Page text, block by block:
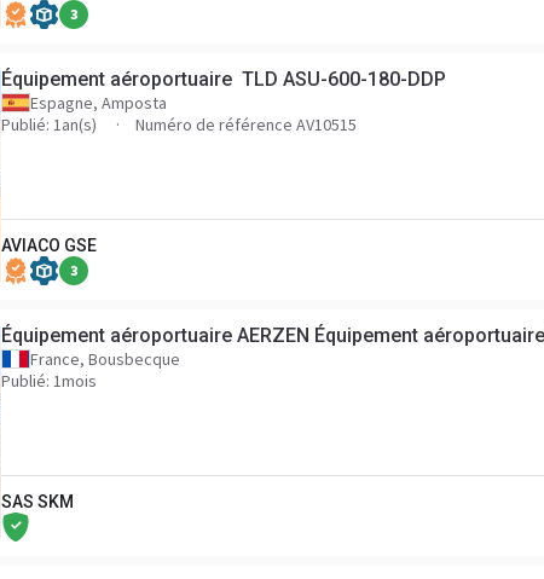
3
Équipement aéroportuaire TLD ASU-600-180-DDP
Espagne, Amposta
Publié: 1an(s)
Numéro de référence AV10515
AVIACO GSE
3
Équipement aéroportuaire AERZEN Équipement
France, Bousbecque
Publié: 1mois
SAS SKM